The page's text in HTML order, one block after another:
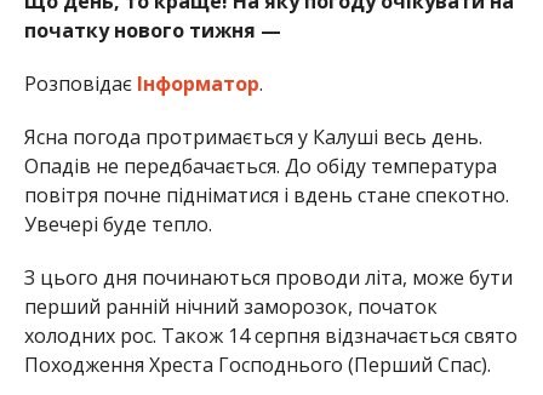
початку нового тижня —
Розповідає Інформатор.
Ясна погода протримається у Калуші весь день.
Опадів не передбачається. До обіду температура
повітря почне підніматися і вдень стане спекотно.
Увечері буде тепло.
З цього дня починаються проводи літа, може бути
перший ранній нічний заморозок, початок
холодних рос. Також 14 серпня відзначається свято
Походження Хреста Господнього (Перший Спас).